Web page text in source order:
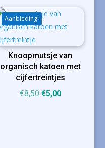
€10,50.
Aanbieding!
Knoopmutsje van
organisch katoen met
cijfertreintjes
€8,50 Oorspronkelijke
€5,00Huidige